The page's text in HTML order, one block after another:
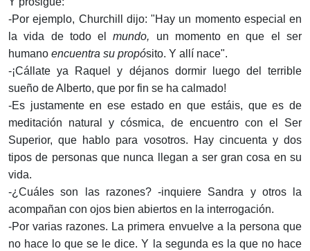
-Por ejemplo, Churchill dijo: "Hay un momento especial en
la vida de todo elmundo, un momento en que el ser
humano encuentra su propó­sito. Y allí nace".
-¡Cállate ya Raquel y déjanos dormir luego del terrible
sueño de Alberto, que por fin se ha calmado!
-Es justamente en ese estado en que estáis, que es de
meditación natural y cósmica, de encuentro con el Ser
Superior, que hablo para vo­sotros. Hay cincuenta y dos
tipos de personas que nunca llegan a ser gran cosa en su
vida.
-¿Cuáles son las razones? -inquiere Sandra y otros la
acompañan con ojos bien abiertos en la interrogación.
-Por varias razones. La primera envuelve a la persona que
no hace lo que se le dice. Y la segunda es la que no hace